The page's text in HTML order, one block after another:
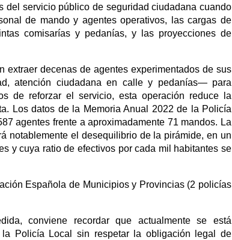
del servicio público de seguridad ciudadana cuando
de mando y agentes operativos, las cargas de
comisarías y pedanías, y las proyecciones de
extraer decenas de agentes experimentados de sus
atención ciudadana en calle y pedanías— para
de reforzar el servicio, esta operación reduce la
Los datos de la Memoria Anual 2022 de la Policía
agentes frente a aproximadamente 71 mandos. La
notablemente el desequilibrio de la pirámide, en un
y cuya ratio de efectivos por cada mil habitantes se
Española de Municipios y Provincias (2 policías
conviene recordar que actualmente se está
Policía Local sin respetar la obligación legal de